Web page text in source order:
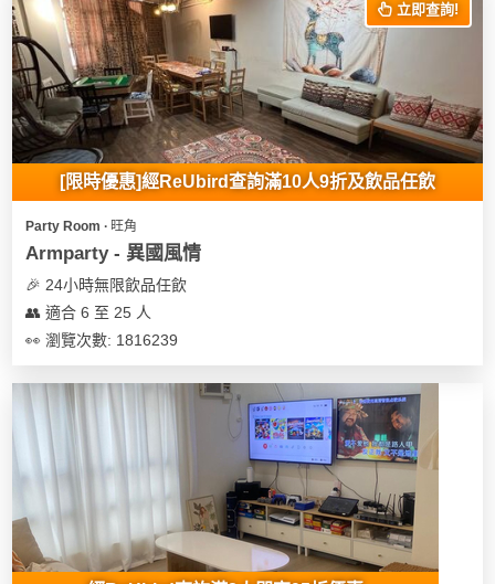
立即查詢!
[限時優惠]經ReUbird查詢滿10人9折及飲品任飲
Party Room ∙ 旺角
Armparty - 異國風情
🎉 24小時無限飲品任飲
👥 適合 6 至 25 人
👀 瀏覽次數: 1816239